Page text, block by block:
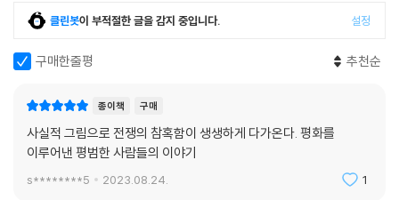
클린봇이 부적절한 글을 감지 중입니다. 설정
구매한줄평 추천순
종이책 구매
사실적 그림으로 전쟁의 참혹함이 생생하게 다가온다. 평화를
이루어낸 평범한 사람들의 이야기
s********5 2023.08.24. 1